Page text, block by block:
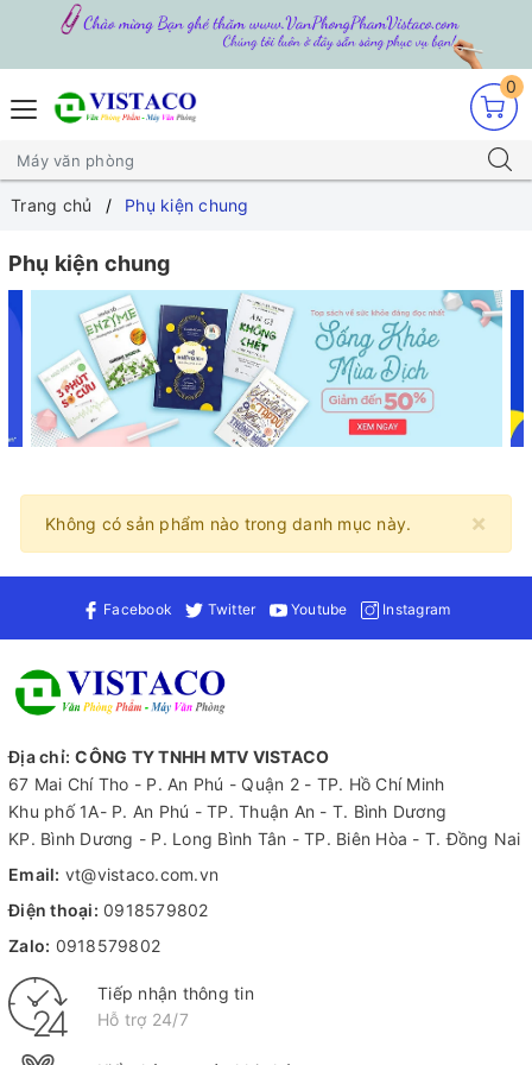
0
Trang chủ Phụ kiện chung
Phụ kiện chung
×
Không có sản phẩm nào trong danh mục này.
Facebook Twitter Youtube Instagram
Địa chỉ: CÔNG TY TNHH MTV VISTACO
67 Mai Chí Tho - P. An Phú - Quận 2 - TP. Hồ Chí Minh
Khu phố 1A- P. An Phú - TP. Thuận An - T. Bình Dương
KP. Bình Dương - P. Long Bình Tân - TP. Biên Hòa - T. Đồng Nai
Email: vt@vistaco.com.vn
Điện thoại: 0918579802
Zalo: 0918579802
Tiếp nhận thông tin
Hỗ trợ 24/7